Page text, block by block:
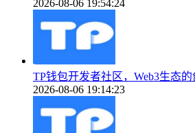
2026-08-06 19:54:24
TP钱包开发者社区，Web3生态
2026-08-06 19:14:23